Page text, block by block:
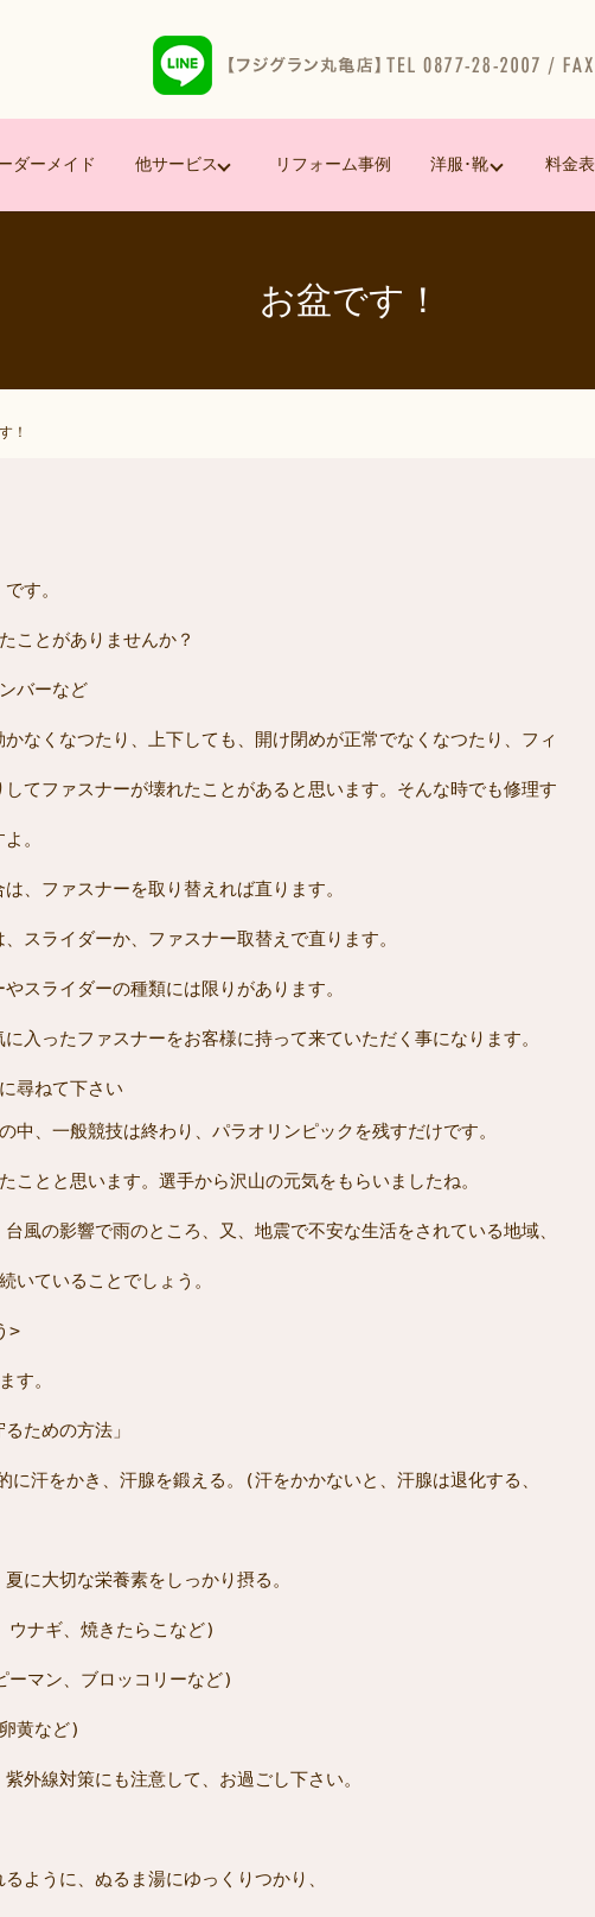
ダーメイド 他サービス リフォーム事例 洋服･靴 料金表
お盆です！
！
す。
●ズボンやスカート、ジャンバーなど
尋ねて下さい
中、一般競技は終わり、パラオリンピックを残すだけです。
ことと思います。選手から沢山の元気をもらいましたね。
風の影響で雨のところ、又、地震で不安な生活をされている地域、
いていることでしょう。
>
す。
ための方法」
汗をかき、汗腺を鍛える。(汗をかかないと、汗腺は退化する、
に大切な栄養素をしっかり摂る。
ウナギ、焼きたらこなど)
ーマン、ブロッコリーなど)
黄など)
外線対策にも注意して、お過ごし下さい。
ように、ぬるま湯にゆっくりつかり、